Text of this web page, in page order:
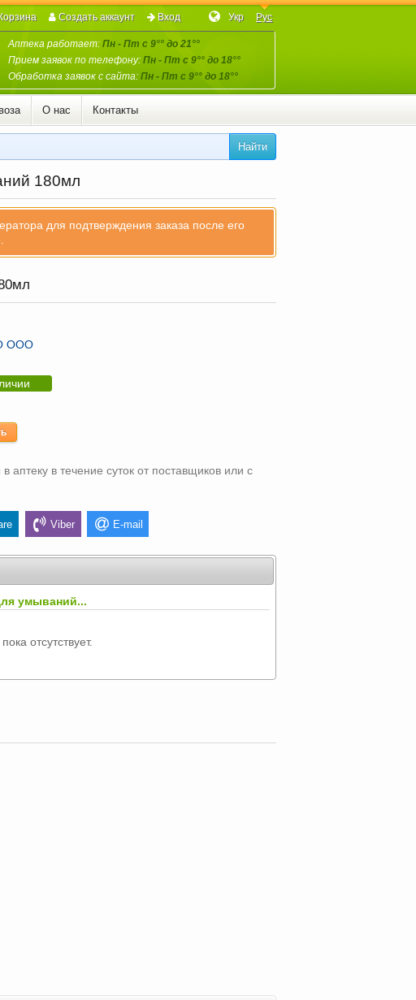
Аптека работает:Пн - Пт с 9°° до 21°°
Прием заявок по телефону:Пн - Пт с 9°° до 18°°
Обработка заявок с сайта:Пн - Пт с 9°° до 18°°
Укр Рус
Создать аккаунт Вход
О нас Контакты
Найти
180мл
для подтверждения заказа после его
ООО
аптеку в течение суток от поставщиков или с
Viber E-mail
умываний...
отсутствует.